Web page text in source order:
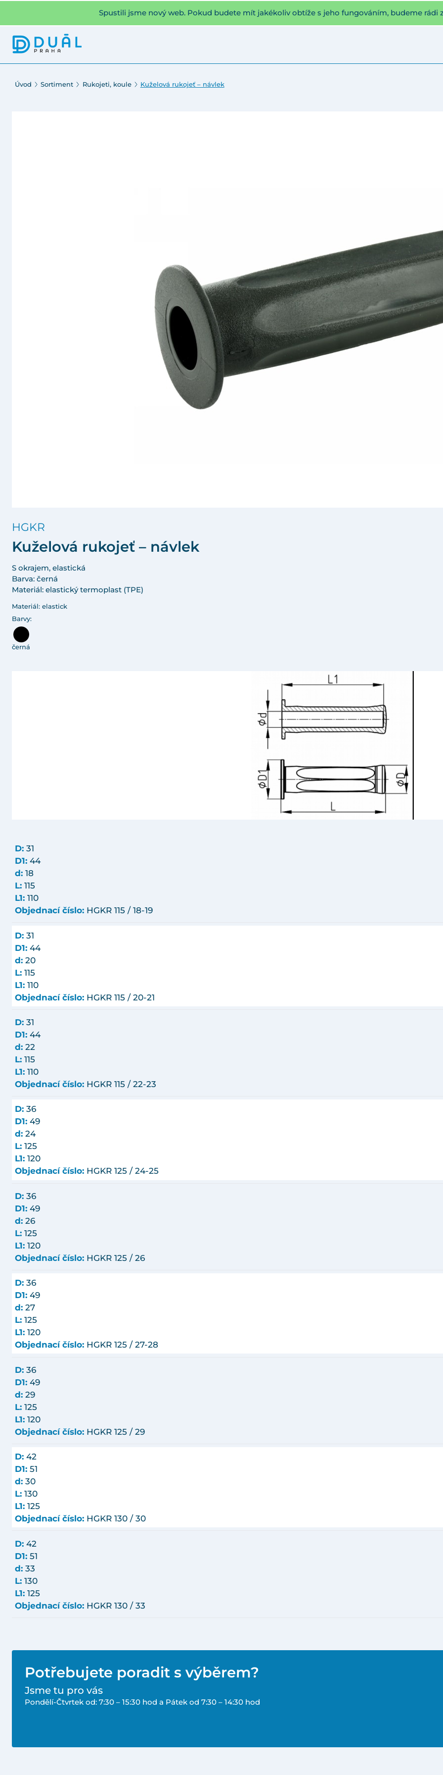
Spustili jsme nový web. Pokud budete mít jakékoliv obtíže s jeho fungováním, budeme rádi
Úvod Sortiment Rukojeti, koule Kuželová rukojeť – návlek
HGKR
Kuželová rukojeť – návlek
S okrajem, elastická
Barva: černá
Materiál: elastický termoplast (TPE)
Materiál: elastick
Barvy:
černá
D: 31
D1: 44
d: 18
L: 115
L1: 110
Objednací číslo: HGKR 115 / 18-19
D: 31
D1: 44
d: 20
L: 115
L1: 110
Objednací číslo: HGKR 115 / 20-21
D: 31
D1: 44
d: 22
L: 115
L1: 110
Objednací číslo: HGKR 115 / 22-23
D: 36
D1: 49
d: 24
L: 125
L1: 120
Objednací číslo: HGKR 125 / 24-25
D: 36
D1: 49
d: 26
L: 125
L1: 120
Objednací číslo: HGKR 125 / 26
D: 36
D1: 49
d: 27
L: 125
L1: 120
Objednací číslo: HGKR 125 / 27-28
D: 36
D1: 49
d: 29
L: 125
L1: 120
Objednací číslo: HGKR 125 / 29
D: 42
D1: 51
d: 30
L: 130
L1: 125
Objednací číslo: HGKR 130 / 30
D: 42
D1: 51
d: 33
L: 130
L1: 125
Objednací číslo: HGKR 130 / 33
Potřebujete poradit s výběrem?
Jsme tu pro vás
Pondělí-Čtvrtek od: 7:30 – 15:30 hod a Pátek od 7:30 – 14:30 hod